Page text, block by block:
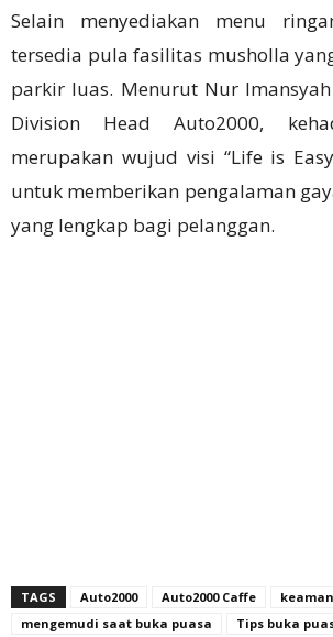
Selain menyediakan menu
tersedia pula fasilitas musholla
parkir luas. Menurut Nur
Division Head Auto2000,
merupakan wujud visi “Life is
untuk memberikan pengalaman
yang lengkap bagi pelanggan.
TAGS Auto2000 Auto2000 Caffe
mengemudi saat buka puasa
Tips buka